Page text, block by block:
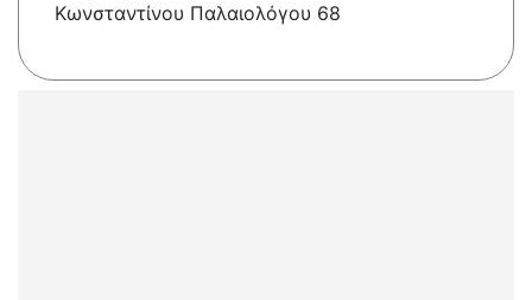
Κωνσταντίνου Παλαιολόγου 68